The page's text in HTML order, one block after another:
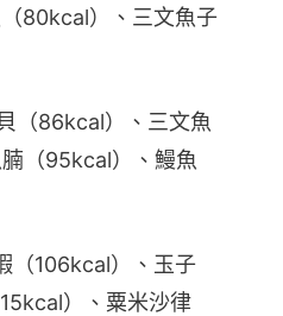
80kcal）、三文魚子
（86kcal）、三文魚
（95kcal）、鰻魚
（106kcal）、玉子
）、粟米沙律